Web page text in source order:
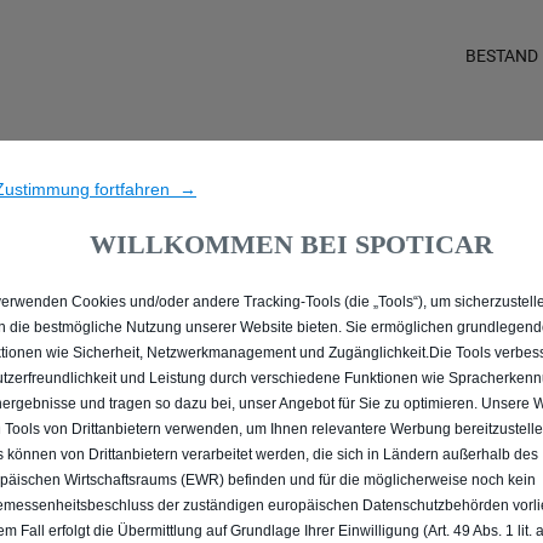
BESTAND
MIT BENZIN / MILD-
PADERBORN
fortfahren →
WILLKOMMEN BEI SPOTICAR
Cookies und/oder andere Tracking-Tools (die „Tools“), um
die bestmögliche Nutzung unserer Website bieten. Sie ermöglichen
wie Sicherheit, Netzwerkmanagement und Zugänglichkeit.Die Tools
und Leistung durch verschiedene Funktionen wie
und tragen so dazu bei, unser Angebot für Sie zu optimieren. Unsere
Tools von Drittanbietern verwenden, um Ihnen relevantere Werbung
können von Drittanbietern verarbeitet werden, die sich in Ländern außerhalb des
Wirtschaftsraums (EWR) befinden und für die möglicherweise noch kein
der zuständigen europäischen Datenschutzbehörden
Fall erfolgt die Übermittlung auf Grundlage Ihrer Einwilligung (Art. 49 Abs. 1 lit.